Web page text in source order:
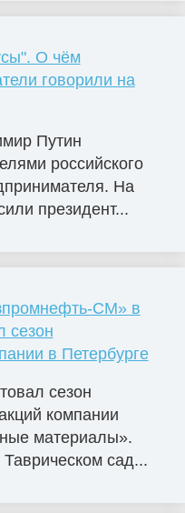
О чём
говорили на
Путин
российского
На
президент...
СМ» в
сезон
в Петербурге
сезон
компании
материалы».
сад...